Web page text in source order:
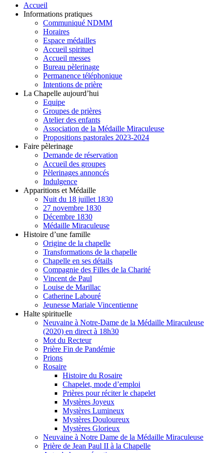
Accueil
Informations pratiques
Communiqué NDMM
Horaires
Espace médailles
Accueil spirituel
Accueil messes
Bureau pèlerinage
Permanence téléphonique
Intentions de prière
La Chapelle aujourd’hui
Equipe
Groupes de prières
Atelier des enfants
Association de la Médaille Miraculeuse
Propositions pastorales 2023-2024
Faire pèlerinage
Demande de réservation
Accueil des groupes
Pèlerinages annoncés
Indulgence
Apparitions et Médaille
Nuit du 18 juillet 1830
27 novembre 1830
Décembre 1830
Médaille Miraculeuse
Histoire d’une famille
Origine de la chapelle
Transformations de la chapelle
Chapelle en ses détails
Compagnie des Filles de la Charité
Vincent de Paul
Louise de Marillac
Catherine Labouré
Jeunesse Mariale Vincentienne
Halte spirituelle
Neuvaine à Notre-Dame de la Médaille Miraculeuse
(2020) en direct à 18h30
Mot du Recteur
Prière Fin de Pandémie
Prions
Rosaire
Histoire du Rosaire
Chapelet, mode d’emploi
Prières pour réciter le chapelet
Mystères Joyeux
Mystères Lumineux
Mystères Douloureux
Mystères Glorieux
Neuvaine à Notre Dame de la Médaille Miraculeuse
Prière de Jean Paul II à la Chapelle